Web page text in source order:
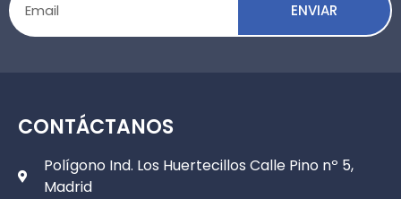
ENVIAR
CONTÁCTANOS
Polígono Ind. Los Huertecillos Calle Pino nº 5,
Madrid